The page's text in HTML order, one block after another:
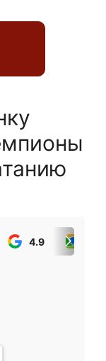
4.9